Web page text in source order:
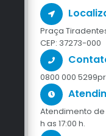
Praça
CEP: 37273-000
0800 000 5299
Atendimento
h as 17:00 h.